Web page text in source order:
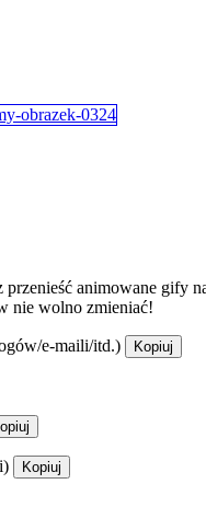
przenieść animowane gify
nie wolno zmieniać!
e-maili/itd.) Kopiuj
Kopiuj